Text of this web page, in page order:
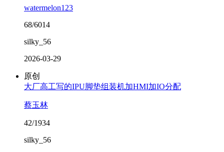
watermelon123
68/6014
silky_56
2026-03-29
原创
大厂高工写的IPU脚垫组装机加HMI加IO分配
蔡玉林
42/1934
silky_56